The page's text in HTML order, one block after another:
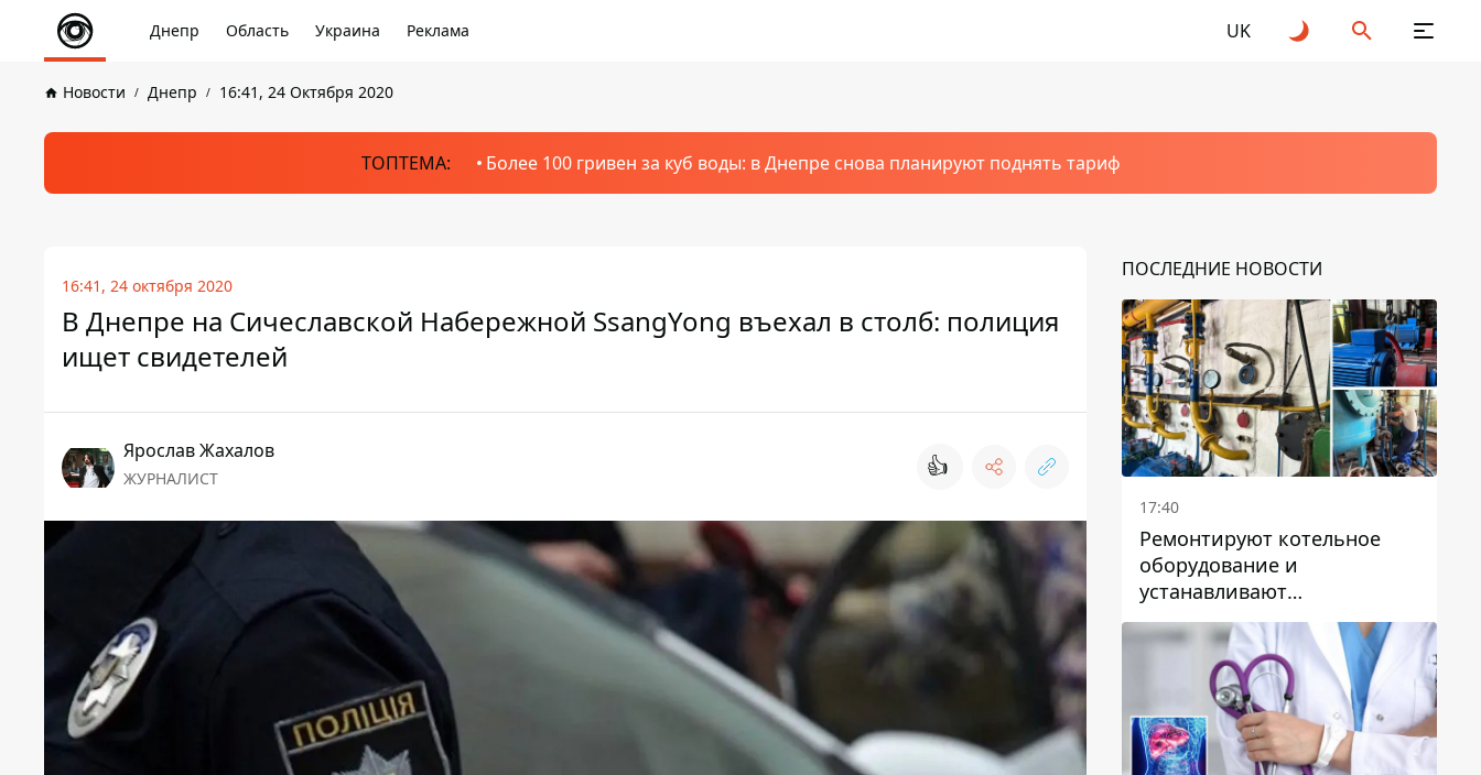
Днепр Область Украина Реклама UK
Новости Днепр 16:41, 24 Октября 2020
ТОПТЕМА: Более 100 гривен за куб воды: в Днепре снова планируют поднять тариф
16:41, 24 октября 2020
В Днепре на Сичеславской Набережной SsangYong въехал в столб: полиция
ищет свидетелей
Ярослав Жахалов
ЖУРНАЛИСТ 👍
ПОСЛЕДНИЕ НОВОСТИ
17:40
Ремонтируют котельное
оборудование и
устанавливают
генераторные установки:
как в Днепре готовятся к
отопительному сезону